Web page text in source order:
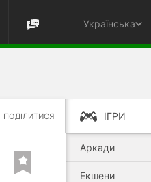
Українська
ПОДІЛИТИСЯ ІГРИ
Аркади
Екшени